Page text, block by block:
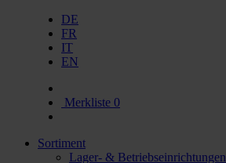
DE
FR
IT
EN
Merkliste 0
Sortiment
Lager- & Betriebseinrichtungen